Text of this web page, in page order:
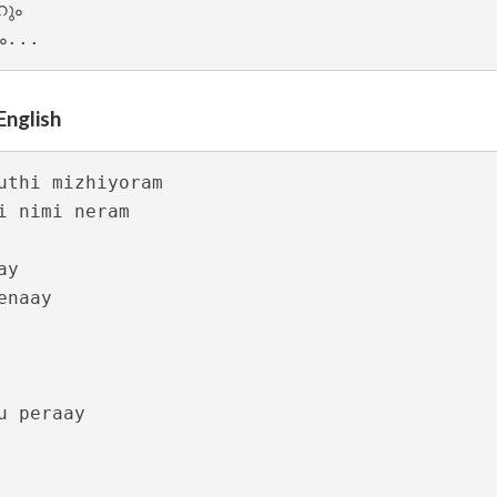
– Sita Ramam [2022]
Lyrics – Jalolsavam [2004]
mizhiyoram
nimi neram
peraay